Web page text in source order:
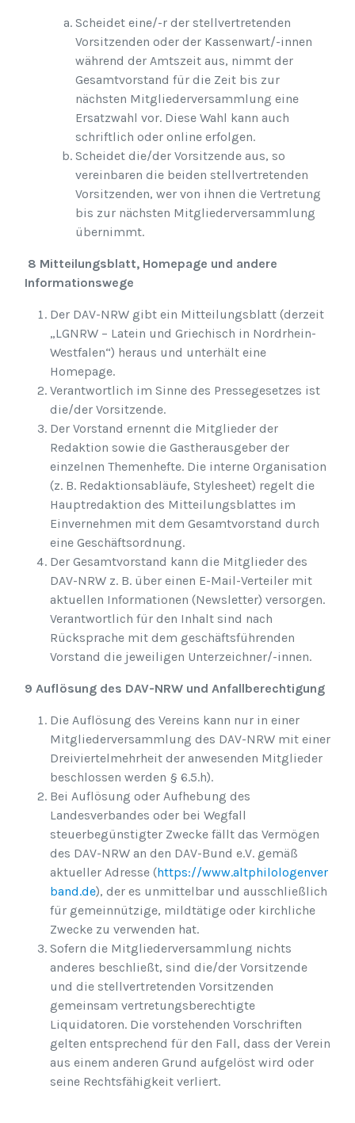
Scheidet eine/-r der stellvertretenden
Vorsitzenden oder der Kassenwart/-innen
während der Amtszeit aus, nimmt der
Gesamtvorstand für die Zeit bis zur
nächsten Mitgliederversammlung eine
Ersatzwahl vor. Diese Wahl kann auch
schriftlich oder online erfolgen.
Scheidet die/der Vorsitzende aus, so
vereinbaren die beiden stellvertretenden
Vorsitzenden, wer von ihnen die Vertretung
bis zur nächsten Mitgliederversammlung
übernimmt.
8 Mitteilungsblatt, Homepage und andere
Informationswege
Der DAV-NRW gibt ein Mitteilungsblatt (derzeit
„LGNRW – Latein und Griechisch in Nordrhein-
Westfalen“) heraus und unterhält eine
Homepage.
Verantwortlich im Sinne des Pressegesetzes ist
die/der Vorsitzende.
Der Vorstand ernennt die Mitglieder der
Redaktion sowie die Gastherausgeber der
einzelnen Themenhefte. Die interne Organisation
(z. B. Redaktionsabläufe, Stylesheet) regelt die
Hauptredaktion des Mitteilungsblattes im
Einvernehmen mit dem Gesamtvorstand durch
eine Geschäftsordnung.
Der Gesamtvorstand kann die Mitglieder des
DAV-NRW z. B. über einen E-Mail-Verteiler mit
aktuellen Informationen (Newsletter) versorgen.
Verantwortlich für den Inhalt sind nach
Rücksprache mit dem geschäftsführenden
Vorstand die jeweiligen Unterzeichner/-innen.
9 Auflösung des DAV-NRW und Anfallberechtigung
Die Auflösung des Vereins kann nur in einer
Mitgliederversammlung des DAV-NRW mit einer
Dreiviertelmehrheit der anwesenden Mitglieder
beschlossen werden § 6.5.h).
Bei Auflösung oder Aufhebung des
Landesverbandes oder bei Wegfall
steuerbegünstigter Zwecke fällt das Vermögen
des DAV-NRW an den DAV-Bund e.V. gemäß
aktueller Adresse (https://www.altphilologenver
band.de), der es unmittelbar und ausschließlich
für gemeinnützige, mildtätige oder kirchliche
Zwecke zu verwenden hat.
Sofern die Mitgliederversammlung nichts
anderes beschließt, sind die/der Vorsitzende
und die stellvertretenden Vorsitzenden
gemeinsam vertretungsberechtigte
Liquidatoren. Die vorstehenden Vorschriften
gelten entsprechend für den Fall, dass der Verein
aus einem anderen Grund aufgelöst wird oder
seine Rechtsfähigkeit verliert.